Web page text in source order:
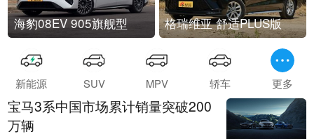
海豹08EV 905旗舰型 格瑞维亚 舒适PLUS版
新能源 SUV MPV 轿车 更多
宝马3系中国市场累计销量突破200
万辆